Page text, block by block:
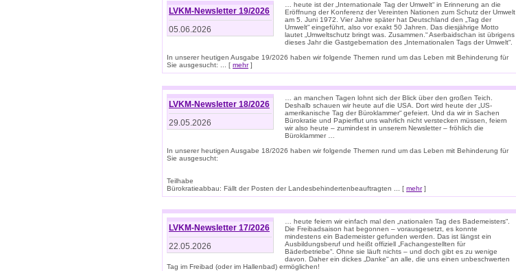
LVKM-Newsletter 19/2026
05.06.2026
… heute ist der „Internationale Tag der Umwelt“ in Erinnerung an die
Eröffnung der Konferenz der Vereinten Nationen zum Schutz der Umwelt
am 5. Juni 1972. Vier Jahre später hat Deutschland den „Tag der
Umwelt“ eingeführt, also vor exakt 50 Jahren. Das diesjährige Motto
lautet „Umweltschutz bringt was. Zusammen.“ Aserbaidschan ist übrigens
dieses Jahr die Gastgebernation des „Internationalen Tags der Umwelt“.
In unserer heutigen Ausgabe 19/2026 haben wir folgende Themen rund um das Leben mit Behinderung für
Sie ausgesucht: ... [ mehr]
LVKM-Newsletter 18/2026
29.05.2026
… an manchen Tagen lohnt sich der Blick über den großen Teich.
Deshalb schauen wir heute auf die USA. Dort wird heute der „US-
amerikanische Tag der Büroklammer“ gefeiert. Und da wir in Sachen
Bürokratie und Papierflut uns wahrlich nicht verstecken müssen, feiern
wir also heute – zumindest in unserem Newsletter – fröhlich die
Büroklammer …
In unserer heutigen Ausgabe 18/2026 haben wir folgende Themen rund um das Leben mit Behinderung für
Sie ausgesucht:
Teilhabe
Bürokratieabbau: Fällt der Posten der Landesbehindertenbeauftragten ... [ mehr]
LVKM-Newsletter 17/2026
22.05.2026
… heute feiern wir einfach mal den „nationalen Tag des Bademeisters“.
Die Freibadsaison hat begonnen – vorausgesetzt, es konnte
mindestens ein Bademeister gefunden werden. Das ist längst ein
Ausbildungsberuf und heißt offiziell „Fachangestellten für
Bäderbetriebe“. Ohne sie läuft nichts – und doch gibt es zu wenige
davon. Daher ein dickes „Danke“ an alle, die uns einen unbeschwerten
Tag im Freibad (oder im Hallenbad) ermöglichen!